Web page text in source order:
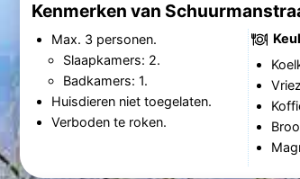
Kenmerken van
Max. 3 personen.
Slaapkamers: 2.
Badkamers: 1.
Huisdieren niet toegelaten.
Verboden te roken.